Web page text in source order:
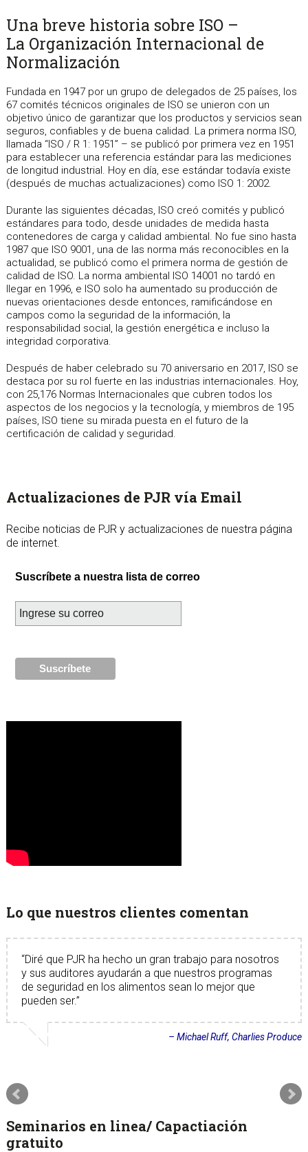
Una breve historia sobre ISO –
La Organización Internacional de
Normalización
Fundada en 1947 por un grupo de delegados de 25 países, los
67 comités técnicos originales de ISO se unieron con un
objetivo único de garantizar que los productos y servicios sean
seguros, confiables y de buena calidad. La primera norma ISO,
llamada “ISO / R 1: 1951” – se publicó por primera vez en 1951
para establecer una referencia estándar para las mediciones
de longitud industrial. Hoy en día, ese estándar todavía existe
(después de muchas actualizaciones) como ISO 1: 2002.
Durante las siguientes décadas, ISO creó comités y publicó
estándares para todo, desde unidades de medida hasta
contenedores de carga y calidad ambiental. No fue sino hasta
1987 que ISO 9001, una de las norma más reconocibles en la
actualidad, se publicó como el primera norma de gestión de
calidad de ISO. La norma ambiental ISO 14001 no tardó en
llegar en 1996, e ISO solo ha aumentado su producción de
nuevas orientaciones desde entonces, ramificándose en
campos como la seguridad de la información, la
responsabilidad social, la gestión energética e incluso la
integridad corporativa.
Después de haber celebrado su 70 aniversario en 2017, ISO se
destaca por su rol fuerte en las industrias internacionales. Hoy,
con 25,176 Normas Internacionales que cubren todos los
aspectos de los negocios y la tecnología, y miembros de 195
países, ISO tiene su mirada puesta en el futuro de la
certificación de calidad y seguridad.
sidebar
Page
Sidebar
Actualizaciones de PJR vía Email
Recibe noticias de PJR y actualizaciones de nuestra página
de internet.
Suscríbete a nuestra lista de correo
Lo que nuestros clientes comentan
Diré que PJR ha hecho un gran trabajo para nosotros
y sus auditores ayudarán a que nuestros programas
de seguridad en los alimentos sean lo mejor que
pueden ser.
Michael Ruff Charlies Produce
Seminarios en linea/ Capactiación
gratuito